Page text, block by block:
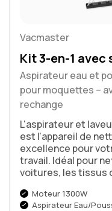
Vacmaster
Kit 3-en-1 avec
Aspirateur eau et
pour moquettes –
rechange
L'aspirateur et
est l'appareil de
excellence pour
travail. Idéal pour
voitures, les tissus
Moteur 1300W
Aspirateur Eau/